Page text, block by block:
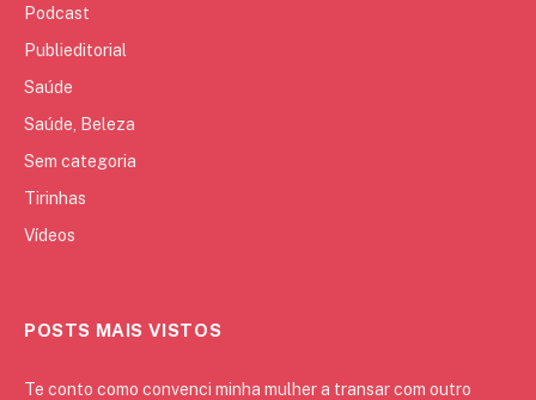
Podcast
Publieditorial
Saúde
Saúde, Beleza
Sem categoria
Tirinhas
Vídeos
POSTS MAIS VISTOS
Te conto como convenci minha mulher a transar com outro